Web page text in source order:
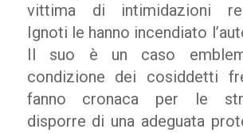
vittima di intimidazioni
Ignoti le hanno incendiato
Il suo è un caso
condizione dei cosiddetti
fanno cronaca per le
disporre di una adeguata